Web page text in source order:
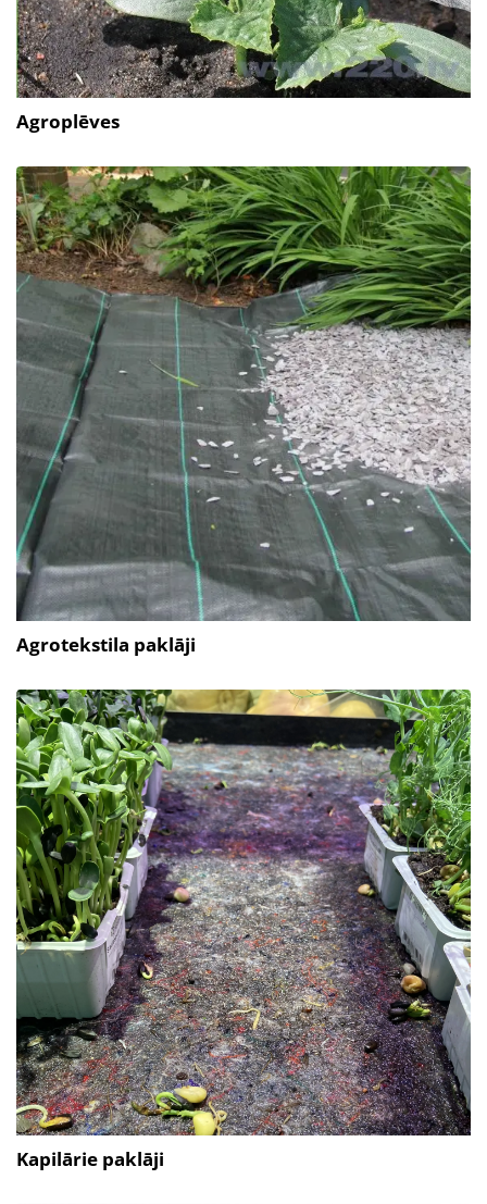
Agroplēves
Agrotekstila paklāji
Kapilārie paklāji